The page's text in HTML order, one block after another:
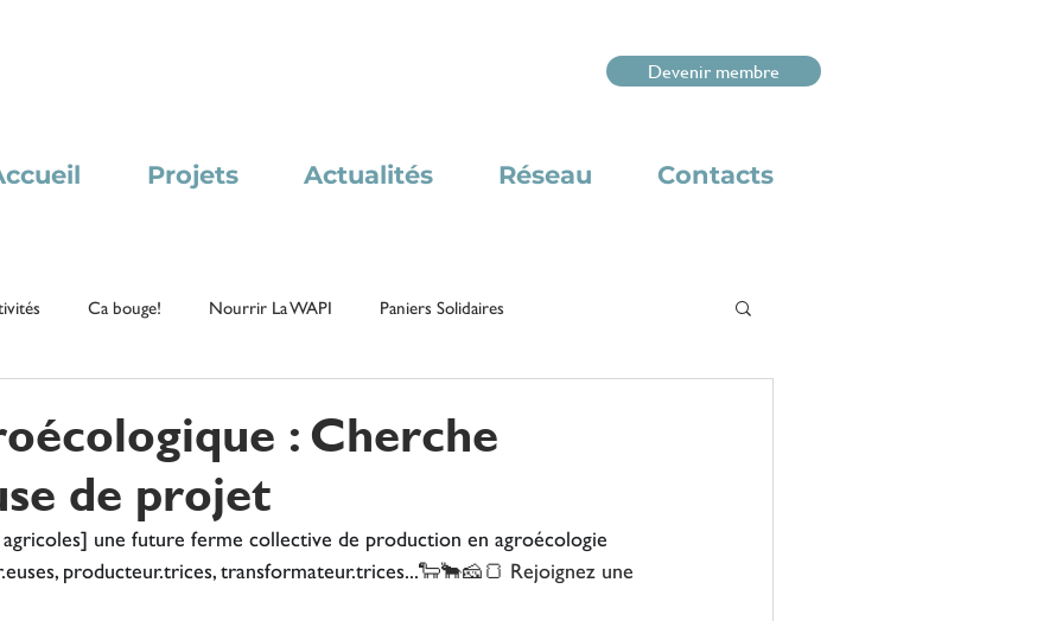
Devenir membre
Projets Actualités Réseau Contacts
Ca bouge! Nourrir La WAPI Paniers Solidaires
: Cherche
de projet
une future ferme collective de production en agroécologie
producteur.trices, transformateur.trices...🐑🐂🧀🍞 Rejoignez une